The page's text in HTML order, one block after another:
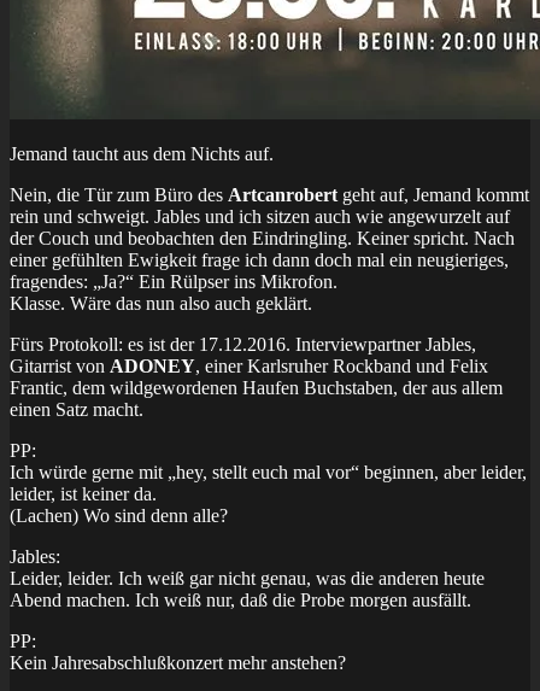
Jemand taucht aus dem Nichts auf.
Nein, die Tür zum Büro des Artcanrobert geht auf, Jemand kommt
rein und schweigt. Jables und ich sitzen auch wie angewurzelt auf
der Couch und beobachten den Eindringling. Keiner spricht. Nach
einer gefühlten Ewigkeit frage ich dann doch mal ein neugieriges,
fragendes: „Ja?“ Ein Rülpser ins Mikrofon.
Klasse. Wäre das nun also auch geklärt.
Fürs Protokoll: es ist der 17.12.2016. Interviewpartner Jables,
Gitarrist von ADONEY, einer Karlsruher Rockband und Felix
Frantic, dem wildgewordenen Haufen Buchstaben, der aus allem
einen Satz macht.
PP:
Ich würde gerne mit „hey, stellt euch mal vor“ beginnen, aber leider,
leider, ist keiner da.
(Lachen) Wo sind denn alle?
Jables:
Leider, leider. Ich weiß gar nicht genau, was die anderen heute
Abend machen. Ich weiß nur, daß die Probe morgen ausfällt.
PP:
Kein Jahresabschlußkonzert mehr anstehen?